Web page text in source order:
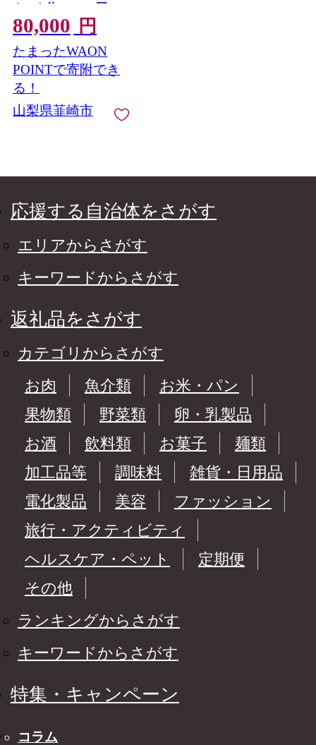
カット約2.0kg×2回 」
おごっそう！！定期便
4回 NS-1017 [韮崎翠緑
山梨県 韮崎市
20744990] 桃 シャイン
マスカット もも シャ
イン マスカット ぶど
う 葡萄 くだもの 果物
80,000 円
たまったWAON
POINTで寄附でき
る！
山梨県韮崎市
応援する自治体をさがす
エリアからさがす
キーワードからさがす
返礼品をさがす
カテゴリからさがす
お肉
魚介類
お米・パン
果物類
野菜類
卵・乳製品
お酒
飲料類 お菓子
麺類
加工品等
調味料
雑貨・日用品
電化製品
美容
ファッション
旅行・アクティビティ
ヘルスケア・ペット
定期便
その他
ランキングからさがす
キーワードからさがす
特集・キャンペーン
コラム